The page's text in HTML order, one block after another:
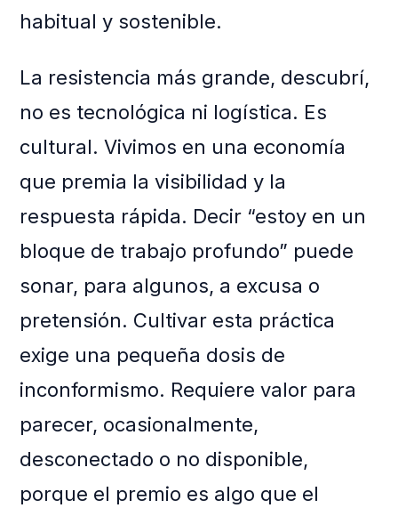
habitual y sostenible.
La resistencia más grande, descubrí,
no es tecnológica ni logística. Es
cultural. Vivimos en una economía
que premia la visibilidad y la
respuesta rápida. Decir “estoy en un
bloque de trabajo profundo” puede
sonar, para algunos, a excusa o
pretensión. Cultivar esta práctica
exige una pequeña dosis de
inconformismo. Requiere valor para
parecer, ocasionalmente,
desconectado o no disponible,
porque el premio es algo que el